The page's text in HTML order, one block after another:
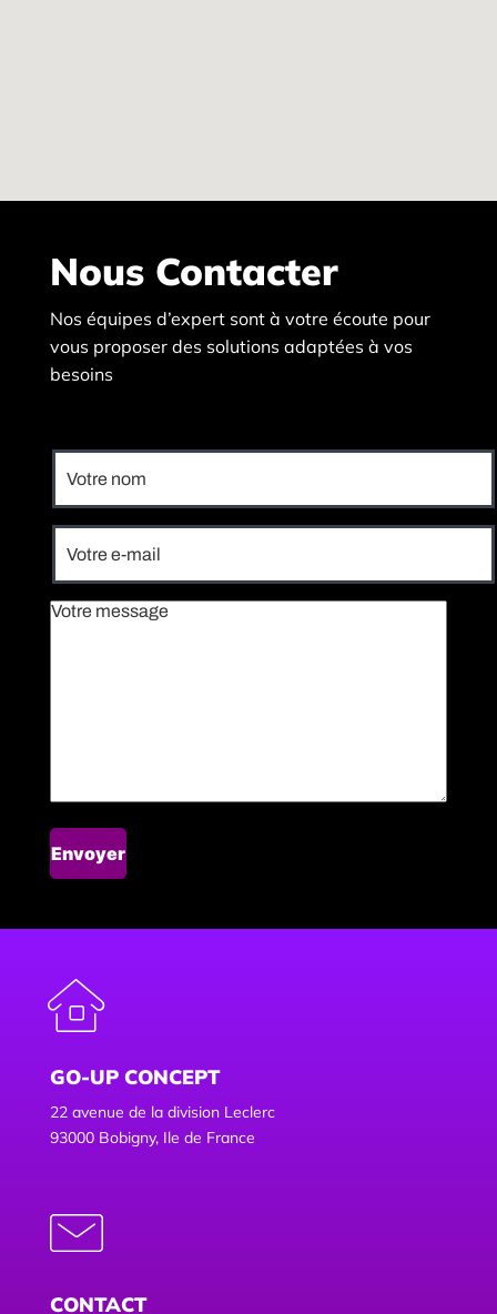
Nous Contacter
Nos équipes d’expert sont à votre écoute pour
vous proposer des solutions adaptées à vos
besoins
GO-UP CONCEPT
22 avenue de la division Leclerc
93000 Bobigny, Ile de France
CONTACT